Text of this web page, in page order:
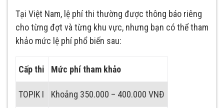
Tại Việt Nam, lệ phí thi thường được thông báo riêng
cho từng đợt và từng khu vực, nhưng bạn có thể tham
khảo mức lệ phí phổ biến sau:
Cấp thi Mức phí tham khảo
TOPIK I Khoảng 350.000 – 400.000 VNĐ